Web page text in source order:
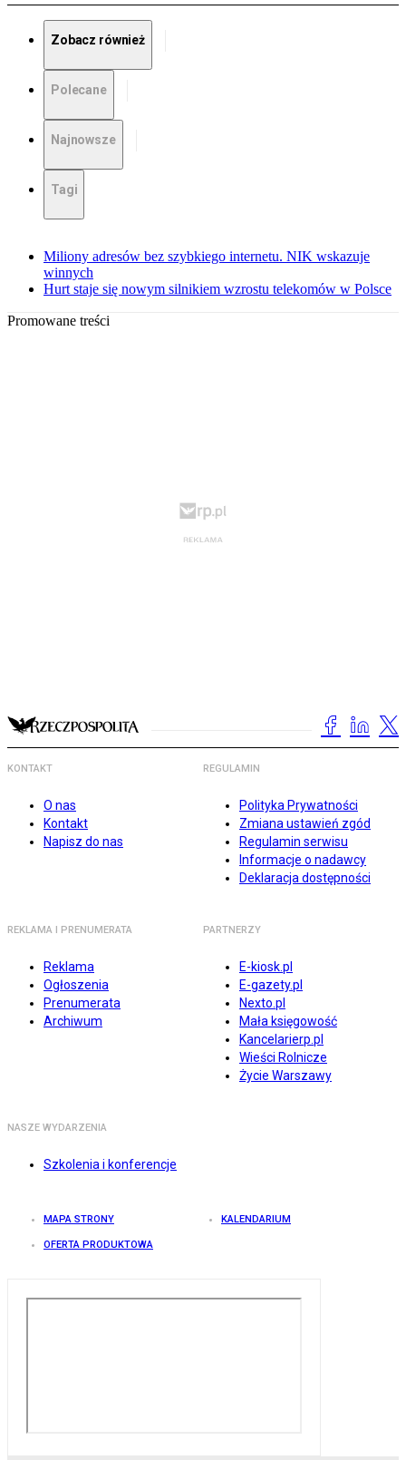
Zobacz również
Polecane
Najnowsze
Tagi
Miliony adresów bez szybkiego internetu. NIK wskazuje
winnych
Hurt staje się nowym silnikiem wzrostu telekomów w Polsce
Promowane treści
KONTAKT
O nas
Kontakt
Napisz do nas
REGULAMIN
Polityka Prywatności
Zmiana ustawień zgód
Regulamin serwisu
Informacje o nadawcy
Deklaracja dostępności
REKLAMA I PRENUMERATA
Reklama
Ogłoszenia
Prenumerata
Archiwum
PARTNERZY
E-kiosk.pl
E-gazety.pl
Nexto.pl
Mała księgowość
Kancelarierp.pl
Wieści Rolnicze
Życie Warszawy
NASZE WYDARZENIA
Szkolenia i konferencje
MAPA STRONY KALENDARIUM
OFERTA PRODUKTOWA